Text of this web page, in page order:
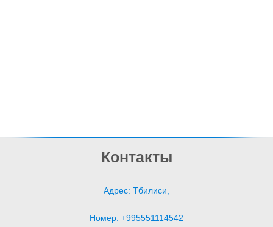
Контакты
Адрес: Тбилиси,
Номер: +995551114542